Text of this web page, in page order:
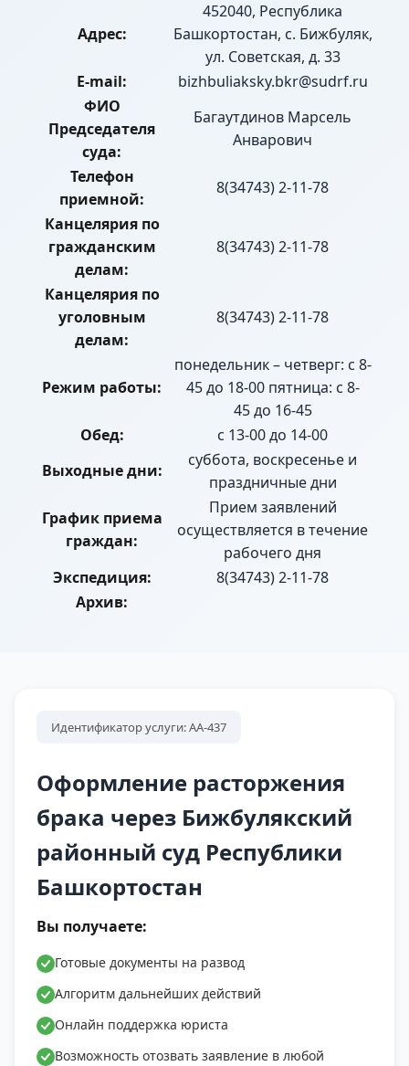
Адрес:
452040, Республика
Башкортостан, с. Бижбуляк,
ул. Советская, д. 33
E-mail:
bizhbuliaksky.bkr@sudrf.ru
ФИО
Председателя
суда:
Багаутдинов Марсель
Анварович
Телефон
приемной:
8(34743) 2-11-78
Канцелярия по
гражданским
делам:
8(34743) 2-11-78
Канцелярия по
уголовным
делам:
8(34743) 2-11-78
Режим работы:
понедельник – четверг: с 8-
45 до 18-00 пятница: с 8-
45 до 16-45
Обед:
с 13-00 до 14-00
Выходные дни:
суббота, воскресенье и
праздничные дни
График приема
граждан:
Прием заявлений
осуществляется в течение
рабочего дня
Экспедиция:
8(34743) 2-11-78
Архив:
Идентификатор услуги: АА-437
Оформление расторжения
брака через Бижбулякский
районный суд Республики
Башкортостан
Вы получаете:
Готовые документы на развод
Алгоритм дальнейших действий
Онлайн поддержка юриста
Возможность отозвать заявление в любой